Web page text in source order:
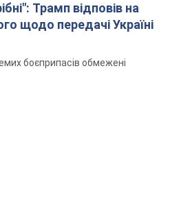
Трамп відповів на
щодо передачі Україні
боєприпасів обмежені